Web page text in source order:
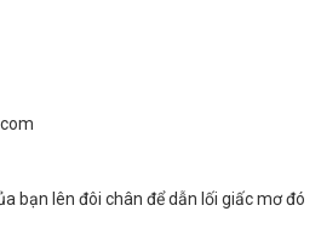
bạn lên đôi chân để dẫn lối giấc mơ đó